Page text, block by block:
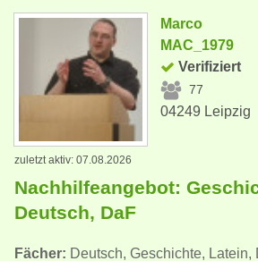
Marco
MAC_1979
Verifiziert
77
04249 Leipzig
zuletzt aktiv: 07.08.2026
Nachhilfeangebot:
Deutsch, DaF
Fächer: Deutsch, Geschichte, Latein,